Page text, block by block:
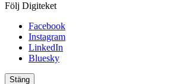
Följ Digiteket
Facebook
Instagram
LinkedIn
Bluesky
Stäng